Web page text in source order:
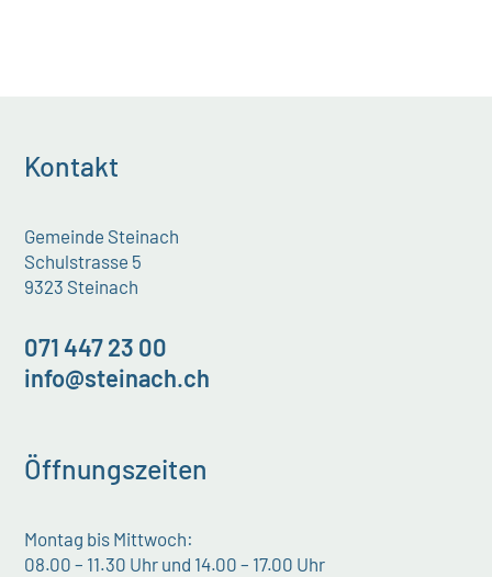
Kontakt
Gemeinde Steinach
Schulstrasse 5
9323 Steinach
071 447 23 00
info@steinach.ch
Öffnungszeiten
Montag bis Mittwoch:
08.00 – 11.30 Uhr und 14.00 – 17.00 Uhr